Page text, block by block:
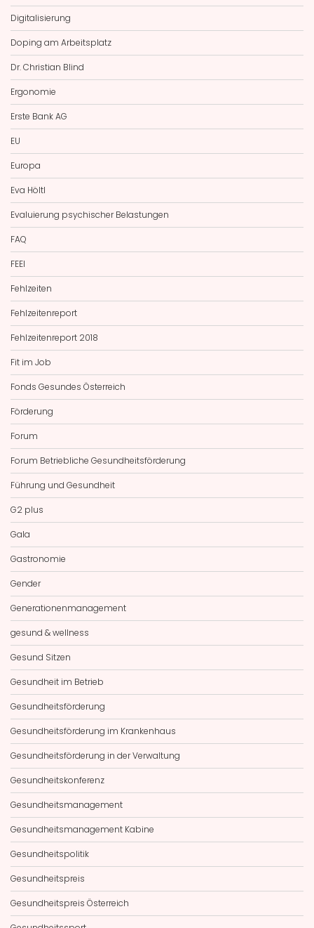
Digitalisierung
Doping am Arbeitsplatz
Dr. Christian Blind
Ergonomie
Erste Bank AG
EU
Europa
Eva Höltl
Evaluierung psychischer Belastungen
FAQ
FEEI
Fehlzeiten
Fehlzeitenreport
Fehlzeitenreport 2018
Fit im Job
Fonds Gesundes Österreich
Förderung
Forum
Forum Betriebliche Gesundheitsförderung
Führung und Gesundheit
G2 plus
Gala
Gastronomie
Gender
Generationenmanagement
gesund & wellness
Gesund Sitzen
Gesundheit im Betrieb
Gesundheitsförderung
Gesundheitsförderung im Krankenhaus
Gesundheitsförderung in der Verwaltung
Gesundheitskonferenz
Gesundheitsmanagement
Gesundheitsmanagement Kabine
Gesundheitspolitik
Gesundheitspreis
Gesundheitspreis Österreich